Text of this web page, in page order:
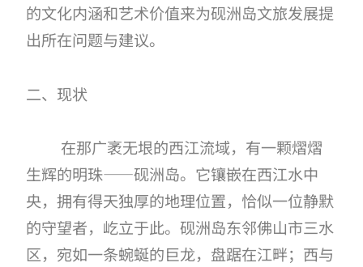
的文化内涵和艺术价值来为砚洲岛文旅发展提
出所在问题与建议。
二、现状
在那广袤无垠的西江流域，有一颗熠熠
生辉的明珠——砚洲岛。它镶嵌在西江水中
央，拥有得天独厚的地理位置，恰似一位静默
的守望者，屹立于此。砚洲岛东邻佛山市三水
区，宛如一条蜿蜒的巨龙，盘踞在江畔；西与